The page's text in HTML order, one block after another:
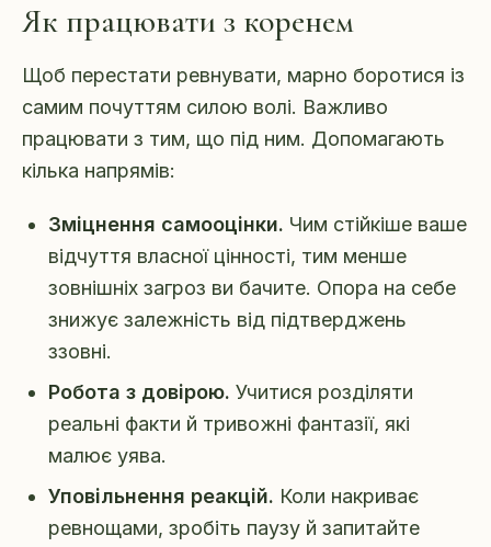
Як працювати з коренем
Щоб перестати ревнувати, марно боротися із
самим почуттям силою волі. Важливо
працювати з тим, що під ним. Допомагають
кілька напрямів:
Зміцнення самооцінки. Чим стійкіше ваше
відчуття власної цінності, тим менше
зовнішніх загроз ви бачите. Опора на себе
знижує залежність від підтверджень
ззовні.
Робота з довірою. Учитися розділяти
реальні факти й тривожні фантазії, які
малює уява.
Уповільнення реакцій. Коли накриває
ревнощами, зробіть паузу й запитайте